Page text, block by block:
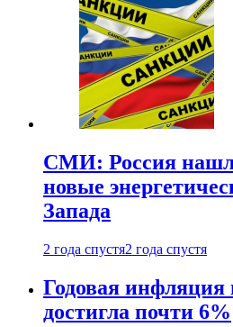
СМИ: Россия
новые
Запада
2 года спустя2 года спустя
Годовая инфляция
достигла почти 6%